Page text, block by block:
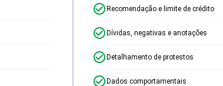
Recomendação e limite de crédito
Dívidas, negativas e anotações
Detalhamento de protestos
Dados comportamentais